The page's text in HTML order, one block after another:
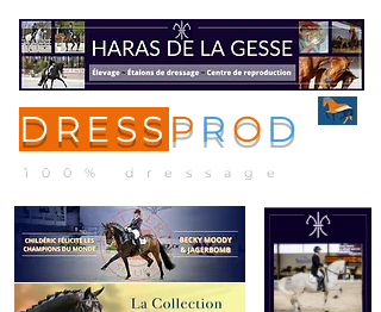
DRESS P R O D
100% dressage